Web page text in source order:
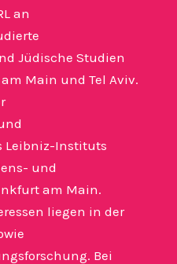
an
Jüdische Studien
Main und Tel Aviv.
Leibniz-Instituts
und
am Main.
liegen in der
Bei